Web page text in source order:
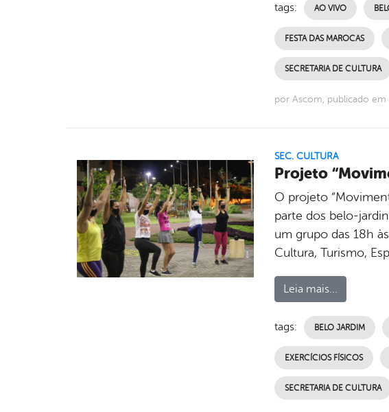
tags: AO VIVO
FESTA DAS MAROCAS
SECRETARIA DE CULTURA
por Ascom, publicado
SEC. CULTURA
Projeto
O projeto
parte dos belo-
um grupo das 18h
Cultura, Turismo,
Leia mais...
tags: BELO JARDIM
EXERCÍCIOS FÍSICOS
SECRETARIA DE CULTURA